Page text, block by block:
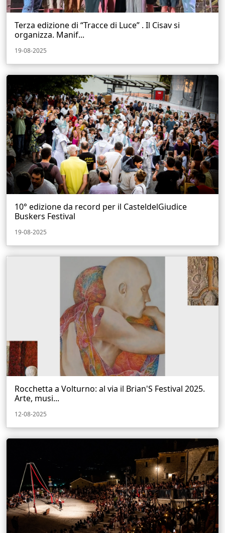
Terza edizione di “Tracce di Luce” . Il Cisav si
organizza. Manif...
19-08-2025
10° edizione da record per il CasteldelGiudice
Buskers Festival
19-08-2025
Rocchetta a Volturno: al via il Brian'S Festival 2025.
Arte, musi...
12-08-2025